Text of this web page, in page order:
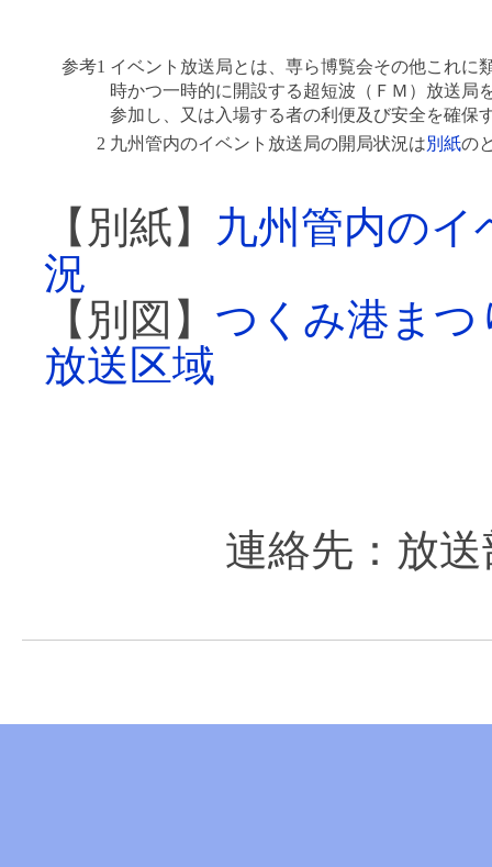
参考1 イベント放送局とは、専ら博覧会その他これに
時かつ一時的に開設する超短波（ＦＭ）放送局
参加し、又は入場する者の利便及び安全を確保
2 九州管内のイベント放送局の開局状況は別紙の
【別紙】 九州管内の
況
【別図】 つくみ港ま
放送区域
連絡先：放